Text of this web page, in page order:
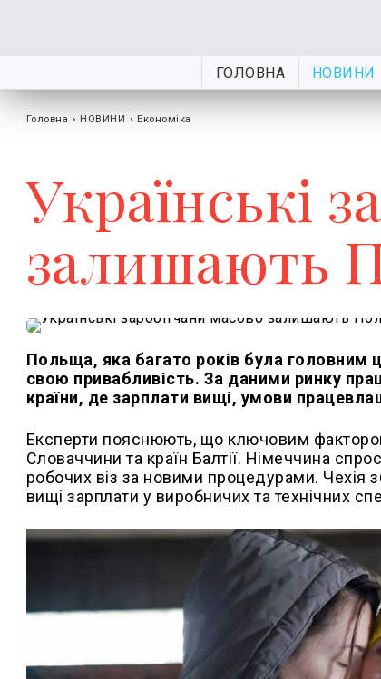
ГОЛОВНА НОВИНИ
Головна › НОВИНИ › Економіка
Українські
залишають
Польща, яка багато років була головним
свою привабливість. За даними ринку
країни, де зарплати вищі, умови
Експерти пояснюють, що ключовим
Словаччини та країн Балтії. Німеччина
робочих віз за новими процедурами. Чехія
вищі зарплати у виробничих та технічних